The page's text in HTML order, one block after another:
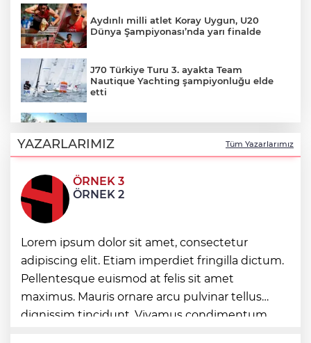
Aydınlı milli atlet Koray Uygun, U20
Dünya Şampiyonası’nda yarı finalde
J70 Türkiye Turu 3. ayakta Team
Nautique Yachting şampiyonluğu elde
etti
yaşatılıyor
Bursa'da rahvan atları şampiyonluğa
koştu
Havalimanlarında 7 ayda 138,7 milyon
yolcu
İzmitli mahalle muhtarları Sarısu Gençlik
Kampı’nda ağırlandı
YAZARLARIMIZ Tüm Yazarlarımız
ÖRNEK 3
ÖRNEK 2
Lorem ipsum dolor sit amet, consectetur
adipiscing elit. Etiam imperdiet fringilla dictum.
Pellentesque euismod at felis sit amet
maximus. Mauris ornare arcu pulvinar tellus
dignissim tincidunt. Vivamus condimentum